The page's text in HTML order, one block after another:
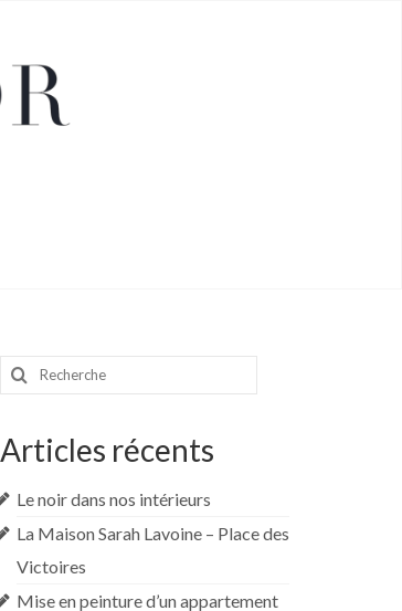
Rechercher
Articles récents
Le noir dans nos intérieurs
La Maison Sarah Lavoine – Place des
Victoires
Mise en peinture d’un appartement